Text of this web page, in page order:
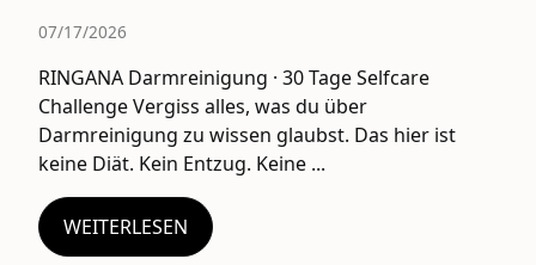
07/17/2026
RINGANA Darmreinigung · 30 Tage Selfcare
Challenge Vergiss alles, was du über
Darmreinigung zu wissen glaubst. Das hier ist
keine Diät. Kein Entzug. Keine ...
WEITERLESEN